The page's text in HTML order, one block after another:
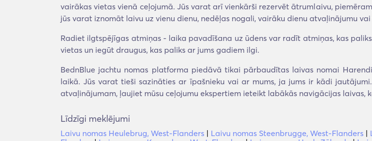
vairākas vietas vienā ceļojumā. Jūs varat arī vienkārši rezervēt ātrumlaivu,
jūs varat iznomāt laivu uz vienu dienu, nedēļas nogali, vairāku dienu atvaļinājumu
Radiet ilgtspējīgas atmiņas - laika pavadīšana uz ūdens var radīt atmiņas, kas
vietas un iegūt draugus, kas paliks ar jums gadiem ilgi.
BednBlue jachtu nomas platforma piedāvā tikai pārbaudītas laivas nomai
laikā. Jūs varat tieši sazināties ar īpašnieku vai ar mums, ja jums ir kādi
atvaļinājumam, ļaujiet mūsu ceļojumu ekspertiem ieteikt labākās navigācijas laivas,
Līdzīgi meklējumi
Laivu nomas Heulebrug, West-Flanders | Laivu nomas Steenbrugge, West-Flanders |